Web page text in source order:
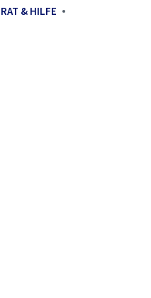
RAT & HILFE